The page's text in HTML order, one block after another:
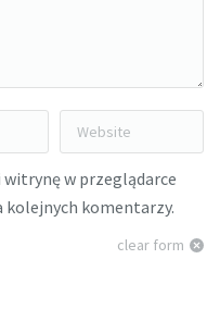
Website
witrynę w przeglądarce
kolejnych komentarzy.
clear form